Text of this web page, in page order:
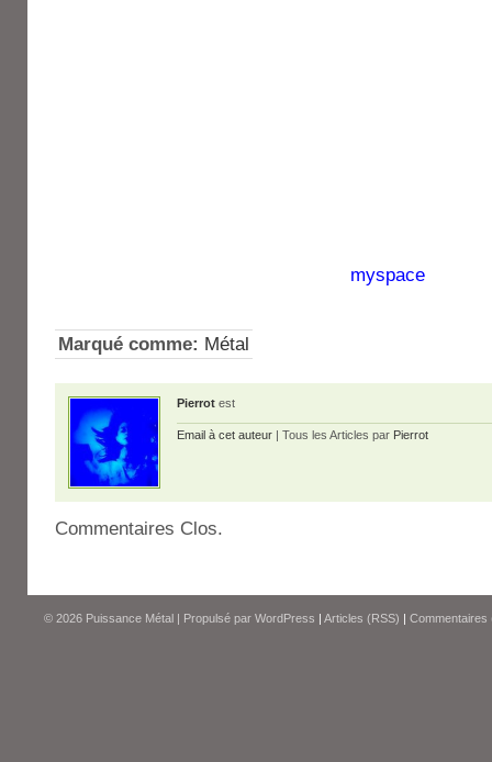
myspace
Marqué comme: Métal
Pierrot est
Email à cet auteur | Tous les Articles par Pierrot
Commentaires Clos.
© 2026 Puissance Métal | Propulsé par WordPress | Articles (RSS) | Commentaires